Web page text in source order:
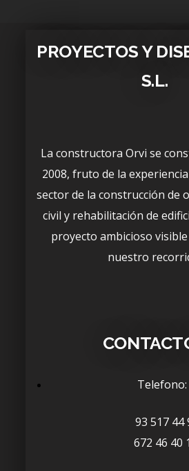
PROYECTOS Y
S.L.
La constructora Orvi se
2008, fruto de la
sector de la construcción de
civil y rehabilitación de
proyecto ambicioso
nuestro
Telefono:
93 517 44
672 46 40